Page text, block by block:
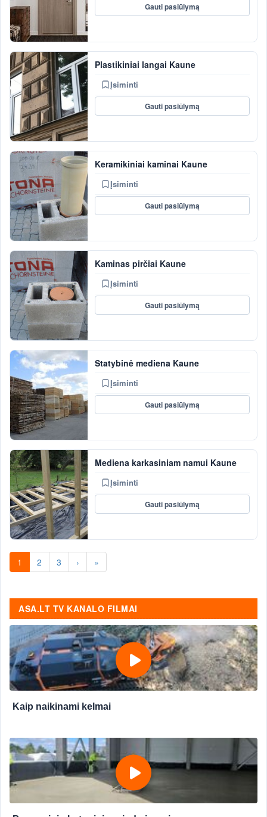
Gauti pasiūlymą
Plastikiniai langai Kaune
Įsiminti
Gauti pasiūlymą
Keramikiniai kaminai Kaune
Įsiminti
Gauti pasiūlymą
Kaminas pirčiai Kaune
Įsiminti
Gauti pasiūlymą
Statybinė mediena Kaune
Įsiminti
Gauti pasiūlymą
Mediena karkasiniam namui Kaune
Įsiminti
Gauti pasiūlymą
1 2 3 › »
ASA.LT TV KANALO FILMAI
Kaip naikinami kelmai